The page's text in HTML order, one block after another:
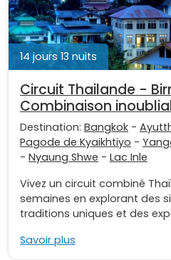
14 jours 13 nuits
Circuit Thailande -
Combinaison
Destination: Bangkok -
Pagode de Kyaikhtiyo -
- Nyaung Shwe - Lac Inle
Vivez un circuit combiné
semaines en explorant des
traditions uniques et des
Savoir plus